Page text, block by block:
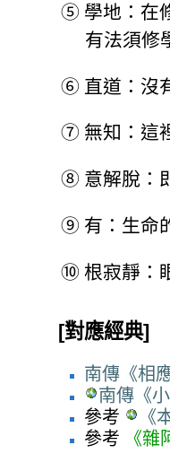
⑤ 學地：在
有法須修
⑥ 直道：沒
⑦ 無知：這
⑧ 意解脫：
⑨ 有：生命
⑩ 根寂靜：
[對應經典]
南傳《相
南傳《
參考
《
參考
《